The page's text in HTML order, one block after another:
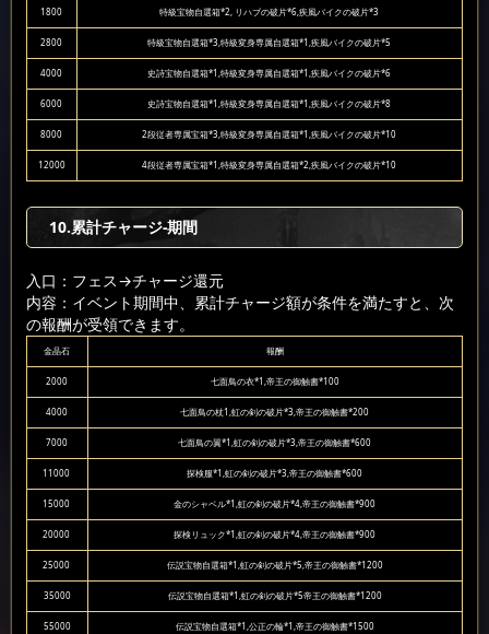
1800 特級宝物自選箱*2, リハブの破片*6,疾風バイクの破片*3
2800 特級宝物自選箱*3,特級変身専属自選箱*1,疾風バイクの破片*5
4000 史詩宝物自選箱*1,特級変身専属自選箱*1,疾風バイクの破片*6
6000 史詩宝物自選箱*1,特級変身専属自選箱*1,疾風バイクの破片*8
8000 2段従者専属宝箱*3,特級変身専属自選箱*1,疾風バイクの破片*10
12000 4段従者専属宝箱*1,特級変身専属自選箱*2,疾風バイクの破片*10
10.累計チャージ-期間
入口：フェス→チャージ還元
内容：イベント期間中、累計チャージ額が条件を満たすと、次
の報酬が受領できます。
金晶石 報酬
2000 七面鳥の衣*1,帝王の御触書*100
4000 七面鳥の杖1,虹の剣の破片*3,帝王の御触書*200
7000 七面鳥の翼*1,虹の剣の破片*3,帝王の御触書*600
11000 探検服*1,虹の剣の破片*3,帝王の御触書*600
15000 金のシャベル*1,虹の剣の破片*4,帝王の御触書*900
20000 探検リュック*1,虹の剣の破片*4,帝王の御触書*900
25000 伝説宝物自選箱*1,虹の剣の破片*5,帝王の御触書*1200
35000 伝説宝物自選箱*1,虹の剣の破片*5帝王の御触書*1200
55000 伝説宝物自選箱*1,公正の輪*1,帝王の御触書*1500